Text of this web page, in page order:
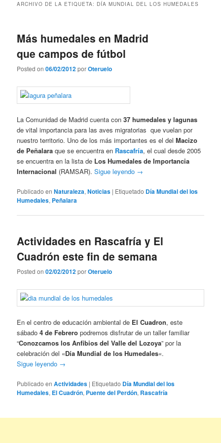
ARCHIVO DE LA ETIQUETA: DÍA MUNDIAL DEL LOS HUMEDALES
Más humedales en Madrid
que campos de fútbol
Posted on06/02/2012porOteruelo
La Comunidad de Madrid cuenta con37 humedales y lagunas
de vital importancia para las aves migratorias que vuelan por
nuestro territorio. Uno de los más importantes es el del Macizo
de Peñalara que se encuentra en Rascafría, el cual desde 2005
se encuentra en la lista de Los Humedales de Importancia
Internacional (RAMSAR).Sigue leyendo →
Publicado en Naturaleza,Noticias | Etiquetado Día Mundial del los
Humedales, Peñalara
Actividades en Rascafría y El
Cuadrón este fin de semana
Posted on02/02/2012porOteruelo
En el centro de educación ambiental de El Cuadron, este
sábado4 de Febrero podremos disfrutar de un taller familiar
“Conozcamos los Anfibios del Valle del Lozoya” por la
celebración del «Día Mundial de los Humedales«.
Sigue leyendo →
Publicado en Actividades | Etiquetado Día Mundial del los
Humedales, El Cuadrón, Puente del Perdón, Rascafría